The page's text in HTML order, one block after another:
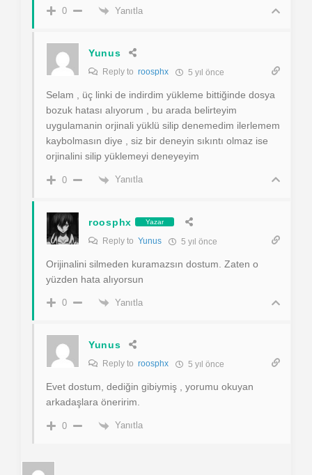
0 Yanıtla
Yunus
Reply to roosphx 5 yıl önce
Selam , üç linki de indirdim yükleme bittiğinde dosya
bozuk hatası alıyorum , bu arada belirteyim
uygulamanin orjinali yüklü silip denemedim ilerlemem
kaybolmasın diye , siz bir deneyin sıkıntı olmaz ise
orjinalini silip yüklemeyi deneyeyim
0 Yanıtla
roosphx Yazar
Reply to Yunus 5 yıl önce
Orijinalini silmeden kuramazsın dostum. Zaten o
yüzden hata alıyorsun
0 Yanıtla
Yunus
Reply to roosphx 5 yıl önce
Evet dostum, dediğin gibiymiş , yorumu okuyan
arkadaşlara öneririm.
0 Yanıtla